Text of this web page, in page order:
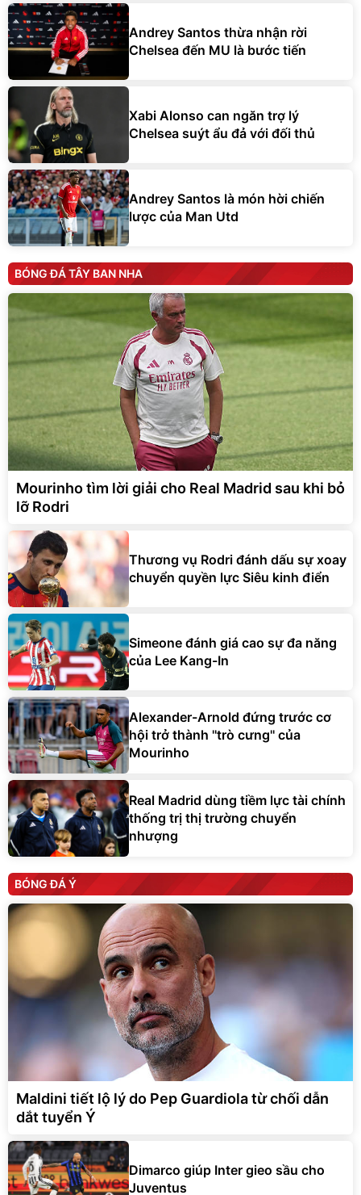
Andrey Santos thừa nhận rời
Chelsea đến MU là bước tiến
Xabi Alonso can ngăn trợ lý
Chelsea suýt ẩu đả với đối thủ
Andrey Santos là món hời chiến
lược của Man Utd
BÓNG ĐÁ TÂY BAN NHA
Mourinho tìm lời giải cho Real Madrid sau khi bỏ
lỡ Rodri
Thương vụ Rodri đánh dấu sự xoay
chuyển quyền lực Siêu kinh điển
Simeone đánh giá cao sự đa năng
của Lee Kang-In
Alexander-Arnold đứng trước cơ
hội trở thành ''trò cưng'' của
Mourinho
Real Madrid dùng tiềm lực tài chính
thống trị thị trường chuyển
nhượng
BÓNG ĐÁ Ý
Maldini tiết lộ lý do Pep Guardiola từ chối dẫn
dắt tuyển Ý
Dimarco giúp Inter gieo sầu cho
Juventus